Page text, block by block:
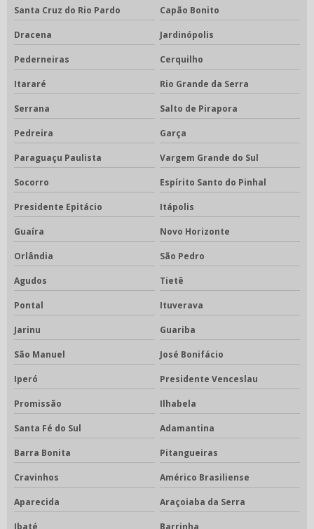
Santa Cruz do Rio Pardo Capão Bonito
Dracena Jardinópolis
Pederneiras Cerquilho
Itararé Rio Grande da Serra
Serrana Salto de Pirapora
Pedreira Garça
Paraguaçu Paulista Vargem Grande do Sul
Socorro Espírito Santo do Pinhal
Presidente Epitácio Itápolis
Guaíra Novo Horizonte
Orlândia São Pedro
Agudos Tietê
Pontal Ituverava
Jarinu Guariba
São Manuel José Bonifácio
Iperó Presidente Venceslau
Promissão Ilhabela
Santa Fé do Sul Adamantina
Barra Bonita Pitangueiras
Cravinhos Américo Brasiliense
Aparecida Araçoiaba da Serra